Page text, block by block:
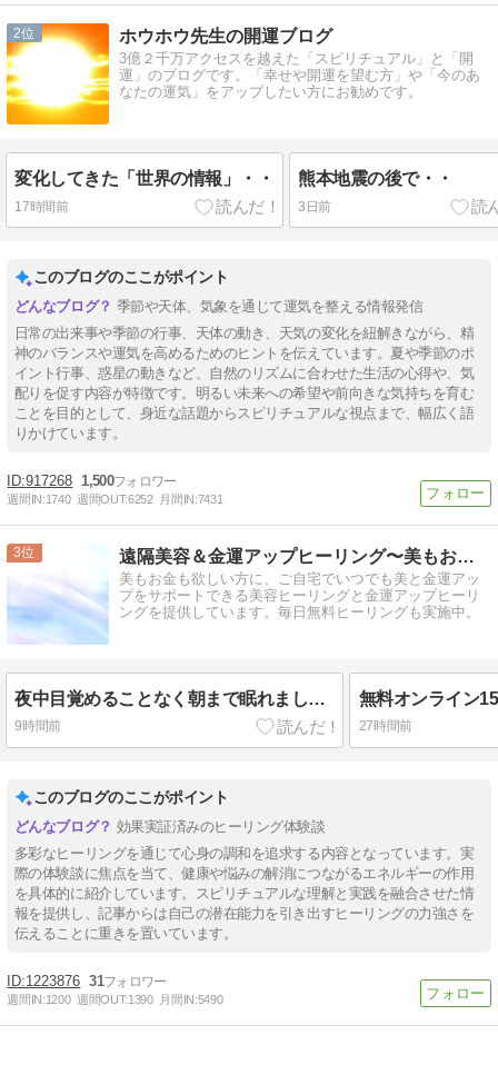
2 ホウホウ先生の開運ブログ
3億２千万アクセスを越えた「スピリチュアル」と「開
運」のブログです。「幸せや開運を望む方」や「今のあ
なたの運気」をアップしたい方にお勧めです。
変化してきた「世界の情報」・・
17時間前
熊本地震の後で・・
3日前
このブログのここがポイント
季節や天体、気象を通じて運気を整える情報発信
日常の出来事や季節の行事、天体の動き、天気の変化を紐解きながら、精
神のバランスや運気を高めるためのヒントを伝えています。夏や季節のポ
イント行事、惑星の動きなど、自然のリズムに合わせた生活の心得や、気
配りを促す内容が特徴です。明るい未来への希望や前向きな気持ちを育む
ことを目的として、身近な話題からスピリチュアルな視点まで、幅広く語
りかけています。
917268 1,500
週間IN:1740 週間OUT:6252 月間IN:7431
3 遠隔美容＆金運アップヒーリング〜美もお金も手に入れたい方に
美もお金も欲しい方に、ご自宅でいつでも美と金運アッ
プをサポートできる美容ヒーリングと金運アップヒーリ
ングを提供しています。毎日無料ヒーリングも実施中。
夜中目覚めることなく朝まで眠れました～膀胱のヒーリングお客様の声
9時間前 27時間前
このブログのここがポイント
効果実証済みのヒーリング体験談
多彩なヒーリングを通じて心身の調和を追求する内容となっています。実
際の体験談に焦点を当て、健康や悩みの解消につながるエネルギーの作用
を具体的に紹介しています。スピリチュアルな理解と実践を融合させた情
報を提供し、記事からは自己の潜在能力を引き出すヒーリングの力強さを
伝えることに重きを置いています。
1223876 31
週間IN:1200 週間OUT:1390 月間IN:5490